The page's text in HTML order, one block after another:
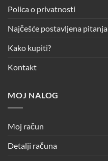
Polica o privatnosti
Najčešće postavljena pitanja
Kako kupiti?
Kontakt
MOJ NALOG
Moj račun
Detalji računa